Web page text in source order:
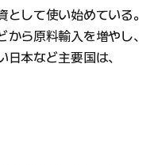
して使い始めている。
ら原料輸入を増やし、
本など主要国は、